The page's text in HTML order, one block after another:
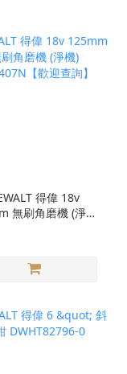
得偉 18v
無刷角磨機 (淨機)